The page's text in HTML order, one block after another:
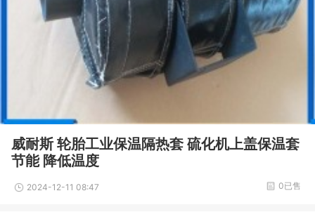
威耐斯 轮胎工业保温隔热套 硫化机上盖保温套
节能 降低温度
2024-12-11 08:47 0已售